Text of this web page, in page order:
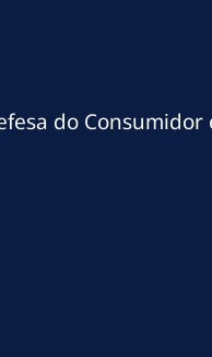
do Consumidor